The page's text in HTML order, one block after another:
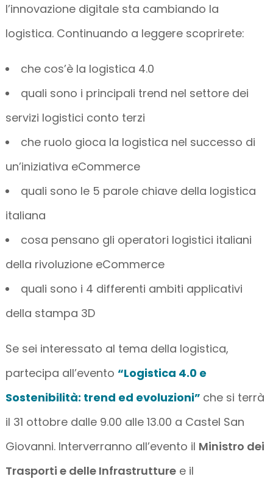
l’innovazione digitale sta cambiando la
logistica. Continuando a leggere scoprirete:
che cos’è la logistica 4.0
quali sono i principali trend nel settore dei
servizi logistici conto terzi
che ruolo gioca la logistica nel successo di
un’iniziativa eCommerce
quali sono le 5 parole chiave della logistica
italiana
cosa pensano gli operatori logistici italiani
della rivoluzione eCommerce
quali sono i 4 differenti ambiti applicativi
della stampa 3D
Se sei interessato al tema della logistica,
partecipa all’evento“Logistica 4.0 e
Sostenibilità: trend ed evoluzioni” che si terrà
il 31 ottobre dalle 9.00 alle 13.00 a Castel San
Giovanni. Interverranno all’evento il Ministro dei
Trasporti e delle Infrastrutture e il